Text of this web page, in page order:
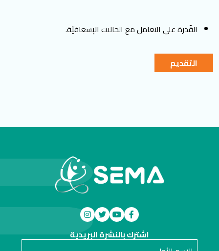
القُدرة على التعامل مع الحالات الإسعافيّة.
التقديم
اشترك بالنشرة البريدية